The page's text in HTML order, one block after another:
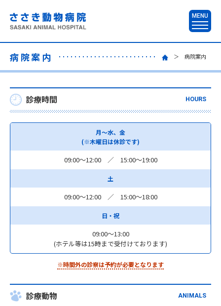
MENU
病院案内 ＞ 病院案内
診療時間 HOURS
月〜水、金
(※木曜日は休診です)
09:00～12:00 ／ 15:00～19:00
土
09:00～12:00 ／ 15:00～18:00
日・祝
09:00～13:00
(ホテル等は15時まで受付けております)
※時間外の診察は予約が必要となります
診療動物 ANIMALS